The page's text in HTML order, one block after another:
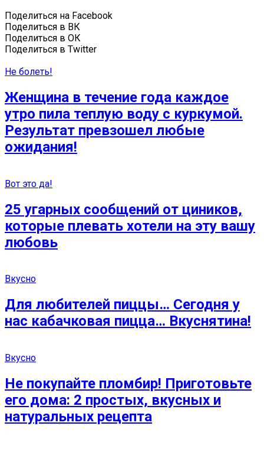
Поделиться на Facebook
Поделиться в ВК
Поделиться в ОК
Поделиться в Twitter
Не болеть!
Женщина в течение года каждое
утро пила теплую воду с куркумой.
Результат превзошел любые
ожидания!
Вот это да!
25 угарных сообщений от циников,
которые плевать хотели на эту вашу
любовь
Вкусно
Для любителей пиццы… Сегодня у
нас кабачковая пицца… Вкуснятина!
Вкусно
Не покупайте пломбир! Приготовьте
его дома: 2 простых, вкусных и
натуральных рецепта